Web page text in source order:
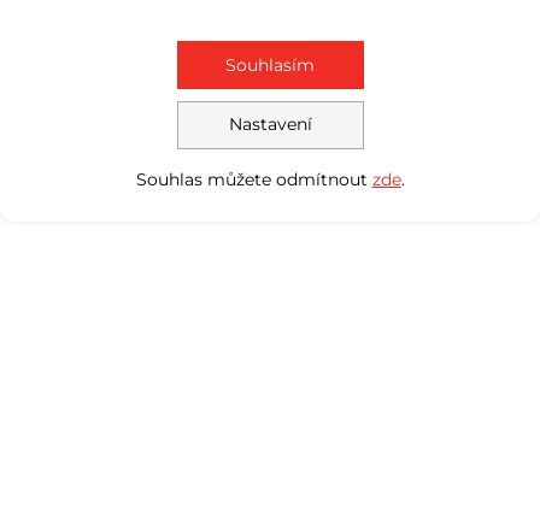
Nastavení
Souhlasím
Souhlas můžete odmítnout zde.